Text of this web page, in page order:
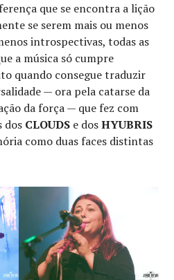
que se encontra a lição
se serem mais ou menos
introspectivas, todas as
a música só cumpre
quando consegue traduzir
— ora pela catarse da
da força — que fez com
dos CLOUDS e dosHYUBRIS
como duas faces distintas